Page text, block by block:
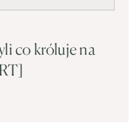
co króluje na